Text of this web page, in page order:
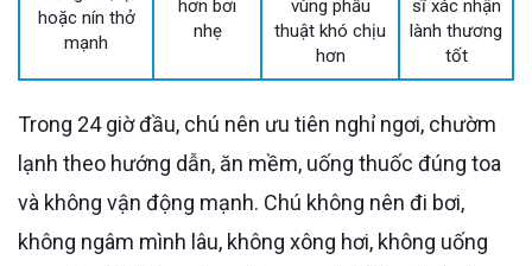
hoặc nín thở
mạnh
hơn bơi
nhẹ
vùng phẫu
thuật khó chịu
hơn
sĩ xác nhận
lành thương
tốt
Trong 24 giờ đầu, chú nên ưu tiên nghỉ ngơi, chườm
lạnh theo hướng dẫn, ăn mềm, uống thuốc đúng toa
và không vận động mạnh. Chú không nên đi bơi,
không ngâm mình lâu, không xông hơi, không uống